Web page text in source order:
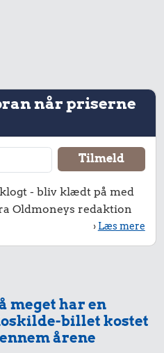
kr.
100 g
flæskesvær
kr.
æg 0,59 kr.
når priserne
- bliv klædt på med
Oldmoneys redaktion
› Læs mere
meget har en
billet kostet
årene